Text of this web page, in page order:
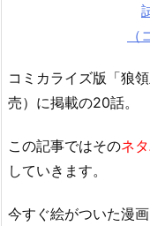
コミカライズ版「狼
売）に掲載の20話。
この記事ではそのネ
していきます。
今すぐ絵がついた漫